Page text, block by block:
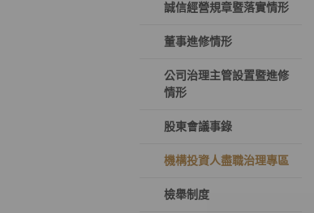
誠信經營規章暨落實情形
董事進修情形
公司治理主管設置暨進修
情形
股東會議事錄
機構投資人盡職治理專區
檢舉制度